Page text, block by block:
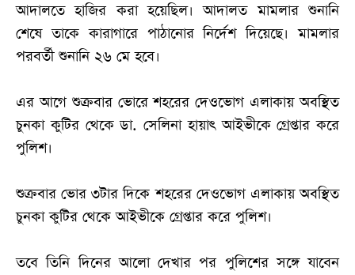
আদালতে হাজির করা হয়েছিল। আদালত মামলার শুনানি
শেষে তাকে কারাগারে পাঠানোর নির্দেশ দিয়েছে। মামলার
পরবর্তী শুনানি ২৬ মে হবে।
এর আগে শুক্রবার ভোরে শহরের দেওভোগ এলাকায় অবস্থিত
চুনকা কুটির থেকে ডা. সেলিনা হায়াৎ আইভীকে গ্রেপ্তার করে
পুলিশ।
শুক্রবার ভোর ৩টার দিকে শহরের দেওভোগ এলাকায় অবস্থিত
চুনকা কুটির থেকে আইভীকে গ্রেপ্তার করে পুলিশ।
তবে তিনি দিনের আলো দেখার পর পুলিশের সঙ্গে যাবেন